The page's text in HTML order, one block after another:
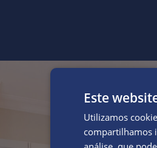
Este
Utilizamos
compartilhamos